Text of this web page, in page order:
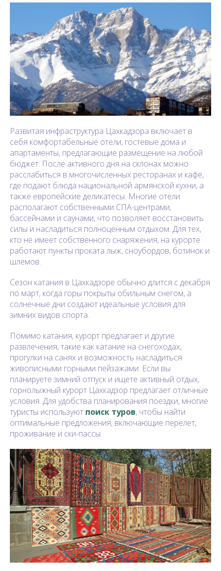
Развитая инфраструктура Цахкадзора включает в
себя комфортабельные отели, гостевые дома и
апартаменты, предлагающие размещение на любой
бюджет. После активного дня на склонах можно
расслабиться в многочисленных ресторанах и кафе,
где подают блюда национальной армянской кухни, а
также европейские деликатесы. Многие отели
располагают собственными СПА-центрами,
бассейнами и саунами, что позволяет восстановить
силы и насладиться полноценным отдыхом. Для тех,
кто не имеет собственного снаряжения, на курорте
работают пункты проката лыж, сноубордов, ботинок и
шлемов.
Сезон катания в Цахкадзоре обычно длится с декабря
по март, когда горы покрыты обильным снегом, а
солнечные дни создают идеальные условия для
зимних видов спорта.
Помимо катания, курорт предлагает и другие
развлечения, такие как катание на снегоходах,
прогулки на санях и возможность насладиться
живописными горными пейзажами. Если вы
планируете зимний отпуск и ищете активный отдых,
горнолыжный курорт Цахкадзор предлагает отличные
условия. Для удобства планирования поездки, многие
туристы используют поиск туров, чтобы найти
оптимальные предложения, включающие перелет,
проживание и ски-пассы.